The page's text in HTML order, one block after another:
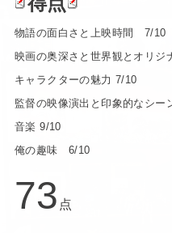
物語の面白さと上映時間 7/10
映画の奥深さと世界観とオリ
キャラクターの魅力 7/10
監督の映像演出と印象的なシ
音楽 9/10
俺の趣味 6/10
73 点